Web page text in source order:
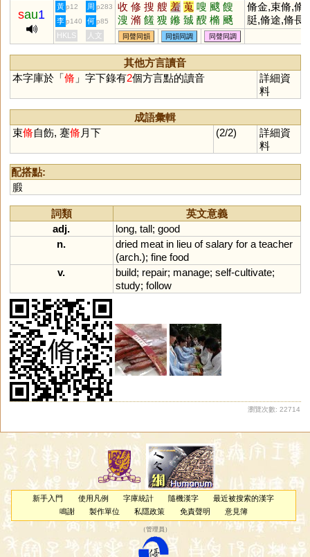
sau1
黃 p12 周 p283 收 修 搜 艘 羞 蒐 嗖 颼 餿
溲 滫 饈 獀 鎀 臹 醙 樇 颾
騪 蓨 鱐 鎪 糔 鄋 廋
脩金,束脩,脩
脡,脩途,脩長,
脩遠
李 p140 何 p85
HKLS 人文 同聲同韻 同韻同調 同聲同調
其他方言讀音
本字庫於「脩 」字下錄有2個方言點的讀音
詳細資
料
成語彙輯
束脩自飭, 蹇脩 月下 (2/2)
詳細資
料
配搭點:
腶
詞類
英文意義
adj.
long, tall; good
n.
dried meat in lieu of salary for a teacher
(arch.); fine food
v.
build; repair; manage; self-cultivate;
study; follow
瀏覽次數: 22714
新手入門 使用凡例 字庫統計 隨機漢字
最近被搜索的漢字
鳴謝
製作單位 私隱政策 免責聲明 意見簿
（管理員 ）